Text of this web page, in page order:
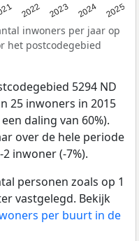
2022 2023 2024 2025
inwoners per jaar op
het postcodegebied
5294 ND
25 inwoners in 2015
daling van 60%).
over de hele periode
inwoner (-7%).
personen zoals op 1
vastgelegd. Bekijk
per buurt in de